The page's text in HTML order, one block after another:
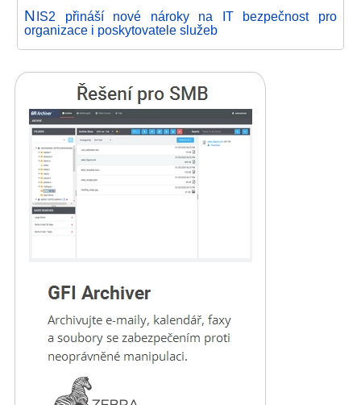
N IS2 přináší nové nároky na IT bezpečnost pro
organizace i poskytovatele služeb